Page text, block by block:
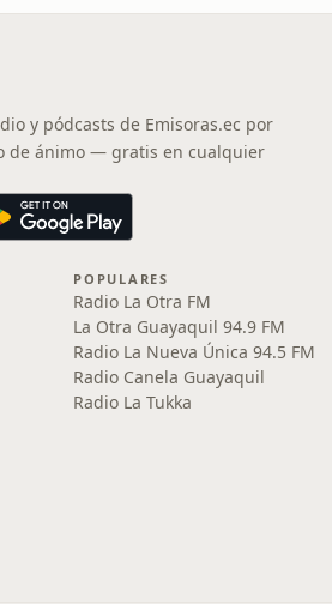
y pódcasts de Emisoras.ec por
de ánimo — gratis en cualquier
POPULARES
Radio La Otra FM
La Otra Guayaquil 94.9 FM
Radio La Nueva Única 94.5 FM
Radio Canela Guayaquil
Radio La Tukka